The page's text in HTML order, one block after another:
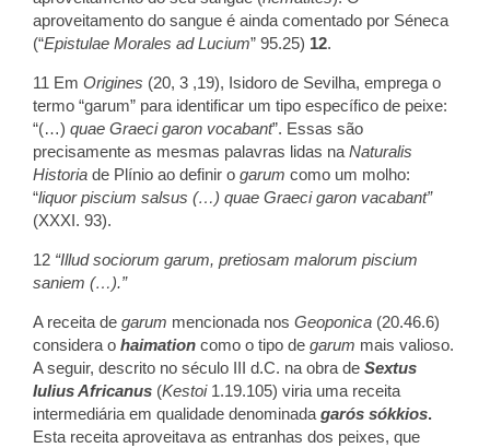
aproveitamento do sangue é ainda comentado por Séneca
(“Epistulae Morales ad Lucium” 95.25) 12.
11 Em Origines (20, 3 ,19), Isidoro de Sevilha, emprega o
termo “garum” para identificar um tipo específico de peixe:
“(…) quae Graeci garon vocabant”. Essas são
precisamente as mesmas palavras lidas naNaturalis
Historia de Plínio ao definir o garum como um molho:
“liquor piscium salsus (…) quae Graeci garon vacabant”
(XXXI. 93).
12 “Illud sociorum garum, pretiosam malorum piscium
saniem (…).”
A receita de garum mencionada nos Geoponica (20.46.6)
considera o haimation como o tipo de garum mais valioso.
A seguir, descrito no século III d.C. na obra de Sextus
Iulius Africanus (Kestoi 1.19.105) viria uma receita
intermediária em qualidade denominadagarós sókkios.
Esta receita aproveitava as entranhas dos peixes, que